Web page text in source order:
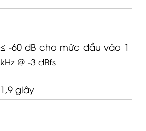
≤ -60 dB cho mức đầu vào 1
kHz @ -3 dBfs
1,9 giây